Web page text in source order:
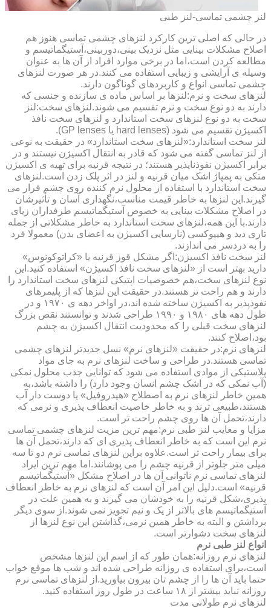
لنز چشمی تماسی-لنز طبی
در حالی که اصلی ترین کارکرد لنزهای چشمی تماسی هنوز هم
اصلاح مشکلات بینایی مثل نزدیک بینی،دوربینی،آستیگماتیسم و
مطالعه کردن است،اما در برخی موارد افراد از آن ها به عنوان
وسیله ی آرایشی و زیبایی استفاده می کنند.در هر صورت لنزهای
چشمی تماسی انواع و کاربردهای گوناگون دارند.
لنزهای سخت و نرم:لنزها بر اساس ماده ی سازنده و جنسی که
دارند به دو نوع سخت و نرم تقسیم می شوند.لنزهای سخت:لنز
سخت به دو نوع لنزهای سخت استاندارد و لنزهای سخت نافذ
اکسیژن تقسیم می شود (hard lenses یا GP lenses).
لنز سخت استاندارد:«لنزهای سخت استاندارد» در حقیقت به نوعی
از لنز تماسی گفته می شود که قادر به انتقال اکسیژن نیستند و در
برابر اکسیژن نفوذناپذیر هستند؛ در نتیجه قرنیه برای تهیه ی اکسیژن
متکی به پمپاژ اشک میان قرنیه و لنز در اثر پلک زدن است.لنزهای
سخت استاندارد با استفاده از محلول نرم کننده روی چشم قرار می
گیرند.این لنزها به خاطر قیمت مناسب،نگهداری آسان و تأثیرشان
در اصلاح مشکلات بینایی به خصوص آستیگماتیسم طرفداران زیای
دارند.با این همه،لنزهای سخت استاندارد به خاطر مشکلاتی از جمله
تاری دید و هیپوکسی (نارسایی اکسیژن به اعضای بدن) معمولا فرد
را به دردسر می اندازند.
لنز سخت نافذ اکسیژن:اگر مشکل قوز قرنیه یا «کراتوکونوس»
دارید بهتر است از «لنزهای سخت نافذ اکسیژن» استفاده کنید.این
نوع لنزهای سخت،هم خصوصیات اپتیکی لنزهای سخت استاندارد را
دارند و هم راحت تر هستند.در حقیقت این لنزها که از پلیمرهای
نفوذپذیر به اکسیژن ساخته شده اند،در اواخر دهه ی ۱۹۷۰ و در
طول دهه های ۱۹۸۰ و ۱۹۹۰ طراحی شدند و توانستند نقص بزرگ
لنزهای سخت قبلی را که محدودیت انتقال اکسیژن به چشم
بود،اصلاح کنند.
لنزهای نرم:در حقیقت «لنزهای نرم» نسل جدیدتر لنزهای چشمی
تماسی هستند.در طراحی و ساخت لنزهای نرم به جای مواد
پلاستیکی از موادی استفاده می شود که توانایی جذب محلول نمکی
(آب نمکی که در اشک چشم انسان وجود دارد) را داشته باشد،به
همین خاطر لنزهای نرم به اصطلاح «هیدروفیل» یا دوست دار آب
هستند،طبیعی ترند و به خاطر خاصیت انعطاف پذیری و نرمی که
دارند،تحمل آن ها روی چشم راحت تر است.
مزایا و معایب لنز طبی نرم:مهم ترین مزیت لنزهای چشمی تماسی
نرم این است که به خاطر انعطاف پذیری ای که دارند،تحمل آن ها
برای بیمار راحت تر است.علاوه براین لنزهای تماسی نرم دو تا سه
میلی متر جلوتر از قرنیه چشم را می پوشانند.اما مهم ترین ایراد
لنزهای تماسی نرم ناتوانی آن ها در اصلاح مشکل «آستیگماتیسم
قرنیه» است.دلیل این امر آن است که لنزهای نرم به خاطر انعطاف
پذیری،شکل قرنیه را به خودشان می گیرند و به همین علت در
آستیگماتیسم های بالاتر از یک و نیم تجویز نمی شوند.از سوی دیگر
برداشتن و البته به خاطر همین نرمی،گذاشتن این نوع لنزها از
لنزهای سخت دشوارتر است.
انواع لنز طبی نرم
لنزهای نرم روزانه:همان طور که از اسم این لنزها مشخص
است،برای استفاده ی روزانه طراحی شده اند و شب ها موقع خواب
حتما باید آن ها را از چشم تان بیرون بیاورید.از لنزهای تماسی نرم
روزانه نباید بیشتر از ۱۸ ساعت در طول روز استفاده کنید.
لنزهای نرم طولانی مدت